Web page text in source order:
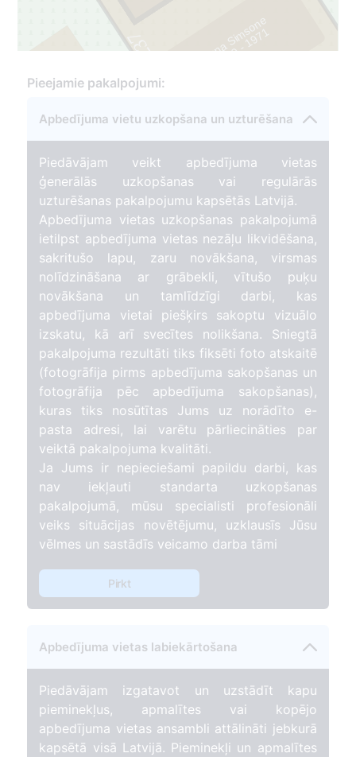
237 Anna Simsone
1
Pieejamie pakalpojumi:
Apbedījuma vietu uzkopšana un uzturēšana
Piedāvājam veikt apbedījuma vietas
ģenerālās uzkopšanas vai regulārās
uzturēšanas pakalpojumu kapsētās Latvijā.
Apbedījuma vietas uzkopšanas pakalpojumā
ietilpst apbedījuma vietas nezāļu likvidēšana,
sakritušo lapu, zaru novākšana, virsmas
nolīdzināšana ar grābekli, vītušo puķu
novākšana un tamlīdzīgi darbi, kas
apbedījuma vietai piešķirs sakoptu vizuālo
izskatu, kā arī svecītes nolikšana. Sniegtā
pakalpojuma rezultāti tiks fiksēti foto atskaitē
(fotogrāfija pirms apbedījuma sakopšanas un
fotogrāfija pēc apbedījuma sakopšanas),
kuras tiks nosūtītas Jums uz norādīto e-
pasta adresi, lai varētu pārliecināties par
veiktā pakalpojuma kvalitāti.
Ja Jums ir nepieciešami papildu darbi, kas
nav iekļauti standarta uzkopšanas
pakalpojumā, mūsu specialisti profesionāli
veiks situācijas novētējumu, uzklausīs Jūsu
vēlmes un sastādīs veicamo darba tāmi
Pirkt
Apbedījuma vietas labiekārtošana
Piedāvājam izgatavot un uzstādīt kapu
pieminekļus, apmalītes vai kopējo
apbedījuma vietas ansambli attālināti jebkurā
kapsētā visā Latvijā. Pieminekļi un apmalītes